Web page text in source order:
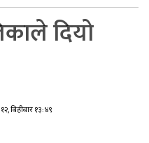
दियो
बिहीबार १३:४९